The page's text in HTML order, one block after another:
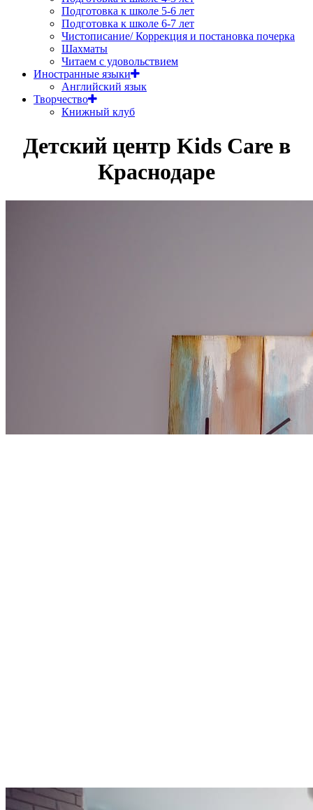
Подготовка к школе 5-6 лет
Подготовка к школе 6-7 лет
Чистописание/ Коррекция и постановка почерка
Шахматы
Читаем с удовольствием
Иностранные языки
Английский язык
Творчество
Книжный клуб
Детский центр Kids Care в
Краснодаре